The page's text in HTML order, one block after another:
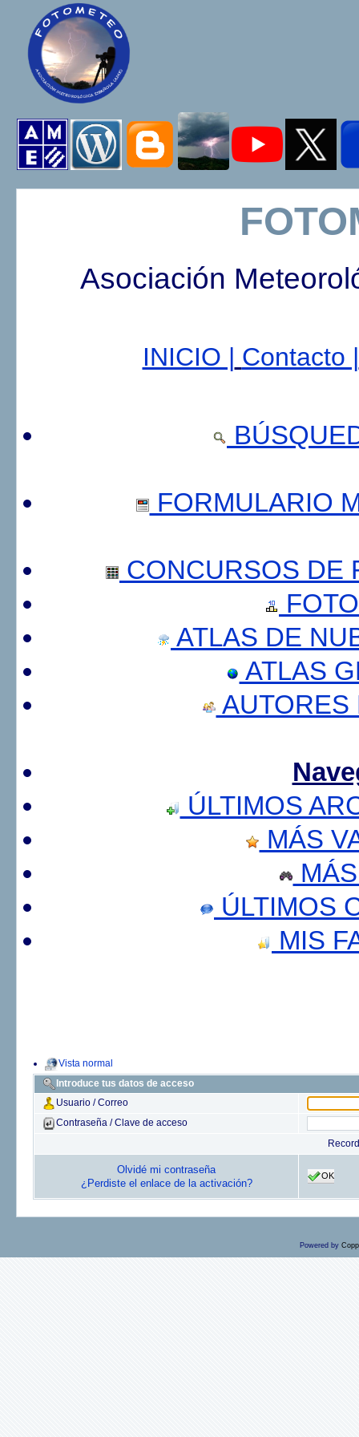
Asociación
INICIO | Contacto |
FORMULARIO
CONCURSOS DE
ATLAS DE
ATLAS
AUTORES
ÚLTIMOS
MÁS
ÚLTIMOS
MIS
Vista normal
Introduce tus datos de acceso
Usuario / Correo
Contraseña / Clave de acceso
Olvidé mi contraseña
¿Perdiste el enlace de la activación?
OK
Powered by